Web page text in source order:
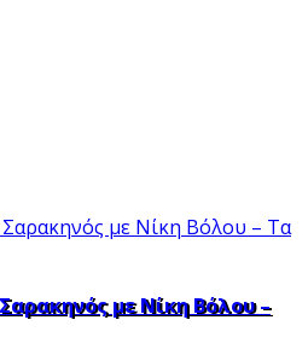
με Νίκη Βόλου –